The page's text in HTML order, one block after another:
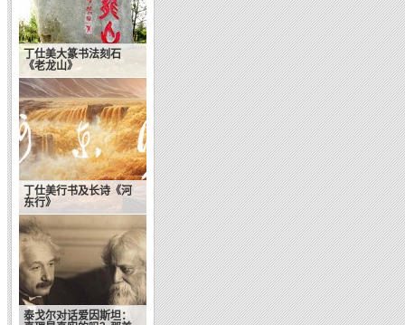
丁仕美大篆书法刻石
《老龙山》
丁仕美行书及长诗《河
东行》
泰戈尔对话爱因斯坦：